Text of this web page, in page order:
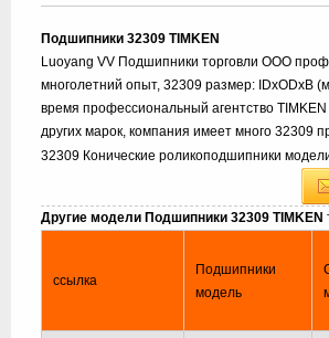
Подшипники 32309 TIMKEN
Luoyang VV Подшипники торговли ООО
многолетний опыт, 32309 размер: IDxODxB
время профессиональный агентство
других марок, компания имеет много 32309
32309 Конические роликоподшипники
Другие модели Подшипники 32309 TIMKEN
ссылка
Подшипники
модель